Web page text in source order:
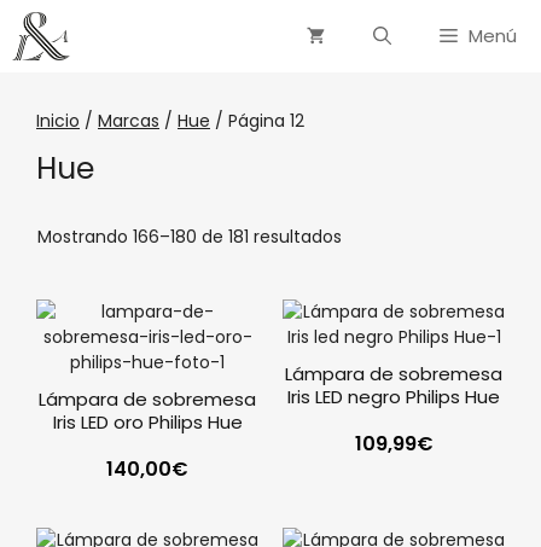
Menú
Inicio / Marcas / Hue / Página 12
Hue
Mostrando 166–180 de 181 resultados
Lámpara de sobremesa
Iris LED oro Philips Hue
140,00€
Lámpara de sobremesa
Iris LED negro Philips Hue
109,99€